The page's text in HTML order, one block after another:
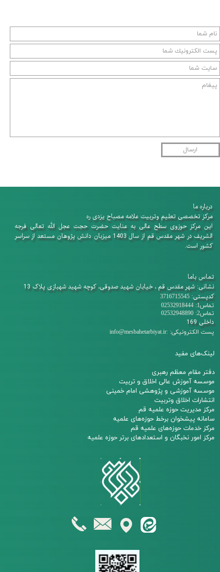
ارسال
درباره ما
​​​​​​​مرکز تخصصی تعلیم وتربیت علامه مصباح یزدی ره
این مرکز حوزوی سطح عالی به عنایت حضرت حجت عجل الله تعالی فرجه
الشریف در شهر مقدس قم از سال 1403 میزبان دانش پژوهان​​​​​​​ مستعد از سراسر
کشور است.
لینک‌های مفید
دفتر مقام معظم رهبری
موسسه آموزش عالی اخلاق و تربیت
موسسه آموزشی و پژوهشی امام خمینی
انتشارات اخلاق وتربیت
مرکز مدیریت حوزه علمیه قم
سامانه پیشخوان برخط حوزه‌های علمیه
مرکز خدمات حوزه‌های علمیه قم​​​​​​​
مرکز امور نخبگان و استعدادهای برتر حوزه علمیه
تماس باما
نشانی: شهر مقدس قم ، خیابان شهید صدوقی، کوچه شهید شهبازی پلاک 13
کدپستی:3716715545
تماس1: 02532918444
تماس2: 02532948890
داخلی 169
پست الکترونیکی: :
info@mesbahetarbiyat.ir